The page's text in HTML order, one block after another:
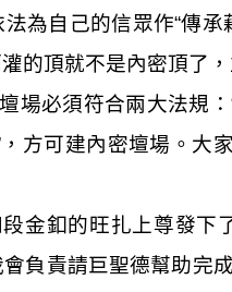
為自己的信眾作“傳
的頂就不是內密頂了
場必須符合兩大法規：
方可建內密壇場。大
金釦的旺扎上尊發
負責請巨聖德幫助完